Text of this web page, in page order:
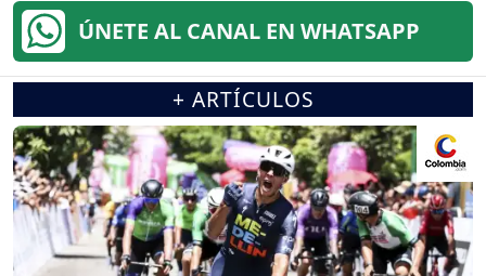
ÚNETE AL CANAL EN WHATSAPP
+ ARTÍCULOS